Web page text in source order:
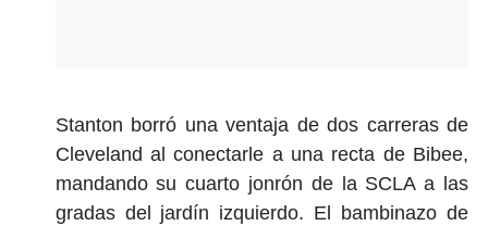
Stanton borró una ventaja de dos carreras de
Cleveland al conectarle a una recta de Bibee,
mandando su cuarto jonrón de la SCLA a las
gradas del jardín izquierdo. El bambinazo de